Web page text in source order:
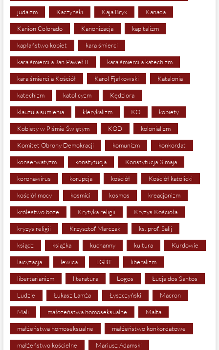
judaizm Kaczyński Kaja Bryx Kanada
Kanion Colorado Kanonizacja kapitalizm
kapłaństwo kobiet kara śmierci
kara śmierci a Jan Paweł II kara śmierci a katechizm
kara śmierci a Kościół Karol Fjałkowski Katalonia
katechizm katolicyzm Kędziora
klauzula sumienia klerykalizm KO kobiety
Kobiety w Piśmie Świętym KOD kolonializm
Komitet Obrony Demokracji komunizm konkordat
konserwatyzm konstytucja Konstytucja 3 maja
koronawirus korupcja kościół Kościół katolicki
kościół mocy kosmici kosmos kreacjonizm
królestwo boze Krytyka religii Kryzys Kościoła
kryzys religii Krzysztof Marczak ks. prof. Salij
ksiądz książka kuchanny kultura Kurdowie
laicyzacja lewica LGBT liberalizm
libertarianizm literatura Logos Łucja dos Santos
Ludzie Łukasz Lamża Łyszczyński Macron
Mali małożeństwa homoseksualne Malta
małżeństwa homoseksualne małżeństwo konkordatowe
małżeństwo kościelne Mariusz Adamski